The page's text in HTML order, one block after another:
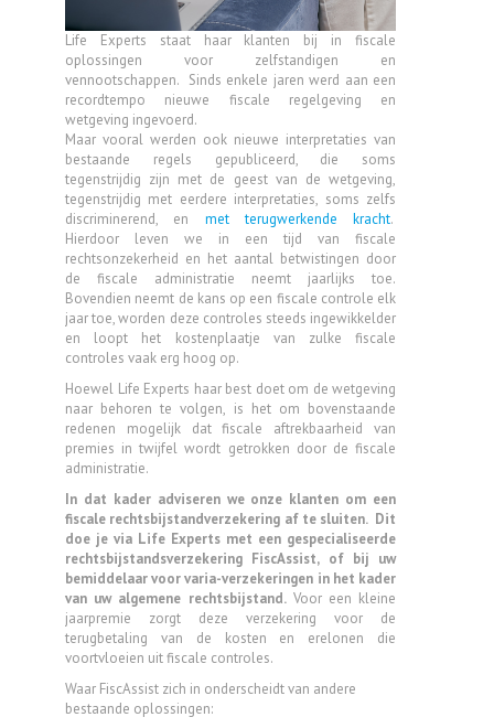
Life Experts staat haar klanten bij in fiscale
oplossingen voor zelfstandigen en
vennootschappen. Sinds enkele jaren werd aan een
recordtempo nieuwe fiscale regelgeving en
wetgeving ingevoerd.
Maar vooral werden ook nieuwe interpretaties van
bestaande regels gepubliceerd, die soms
tegenstrijdig zijn met de geest van de wetgeving,
tegenstrijdig met eerdere interpretaties, soms zelfs
discriminerend, en met terugwerkende kracht.
Hierdoor leven we in een tijd van fiscale
rechtsonzekerheid en het aantal betwistingen door
de fiscale administratie neemt jaarlijks toe.
Bovendien neemt de kans op een fiscale controle elk
jaar toe, worden deze controles steeds ingewikkelder
en loopt het kostenplaatje van zulke fiscale
controles vaak erg hoog op.
Hoewel Life Experts haar best doet om de wetgeving
naar behoren te volgen, is het om bovenstaande
redenen mogelijk dat fiscale aftrekbaarheid van
premies in twijfel wordt getrokken door de fiscale
administratie.
In dat kader adviseren we onze klanten om een
fiscale rechtsbijstandverzekering af te sluiten. Dit
doe je via Life Experts met een gespecialiseerde
rechtsbijstandsverzekering FiscAssist, of bij uw
bemiddelaar voor varia-verzekeringen in het kader
van uw algemene rechtsbijstand.Voor een kleine
jaarpremie zorgt deze verzekering voor de
terugbetaling van de kosten en erelonen die
voortvloeien uit fiscale controles.
Waar FiscAssist zich in onderscheidt van andere
bestaande oplossingen: